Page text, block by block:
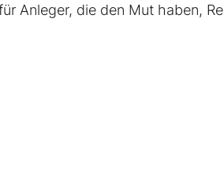
Anleger, die den Mut haben,